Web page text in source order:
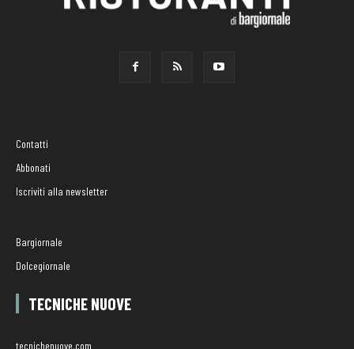
Contatti
Abbonati
Iscriviti alla newsletter
Bargiornale
Dolcegiornale
TECNICHE NUOVE
tecnichenuove.com